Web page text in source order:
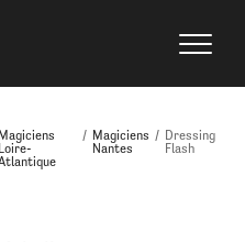
Magiciens
Loire-
/ Magiciens
Nantes
/ Dressing
Flash